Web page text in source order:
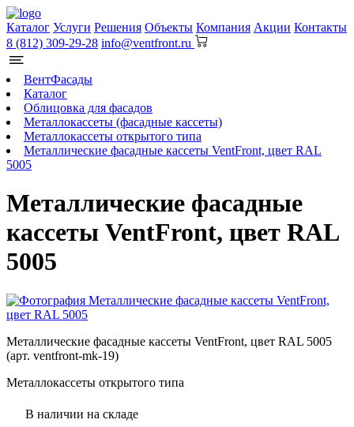
Каталог Услуги Решения Объекты Компания Акции Контакты
8 (812) 309-29-28 info@ventfront.ru
ВентФасады
Каталог
Облицовка для фасадов
Металлокассеты (фасадные кассеты)
Металлокассеты открытого типа
Металлические фасадные кассеты VentFront, цвет RAL
5005
Металлические фасадные
кассеты VentFront, цвет RAL
5005
Металлические фасадные кассеты VentFront, цвет RAL 5005
(арт. ventfront-mk-19)
Металлокассеты открытого типа
В наличии на складе